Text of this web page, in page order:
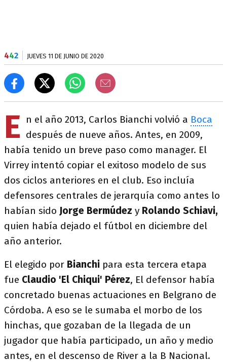
442 JUEVES 11 DE JUNIO DE 2020
E n el año 2013, Carlos Bianchi volvió a Boca
después de nueve años. Antes, en 2009,
había tenido un breve paso como manager. El
Virrey intentó copiar el exitoso modelo de sus
dos ciclos anteriores en el club. Eso incluía
defensores centrales de jerarquía como antes lo
habían sido Jorge Bermúdez y Rolando Schiavi,
quien había dejado el fútbol en diciembre del
año anterior.
El elegido por Bianchi para esta tercera etapa
fue Claudio 'El Chiqui' Pérez, El defensor había
concretado buenas actuaciones en Belgrano de
Córdoba. A eso se le sumaba el morbo de los
hinchas, que gozaban de la llegada de un
jugador que había participado, un año y medio
antes, en el descenso de River a la B Nacional.